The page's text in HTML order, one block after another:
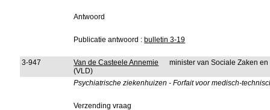
Antwoord
Publicatie antwoord : bulletin 3-19
3-947
Van de Casteele Annemie
(VLD)
minister van Sociale Zaken
Psychiatrische ziekenhuizen - Forfait voor medisch-
Verzending vraag